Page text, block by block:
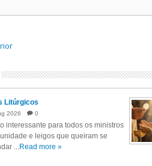
Litúrgicos
2026 0
interessante para todos os ministros
e leigos que queiram se
...Read more »